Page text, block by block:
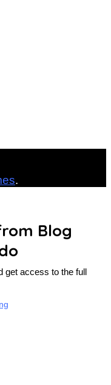
.
Blog
get access to the full